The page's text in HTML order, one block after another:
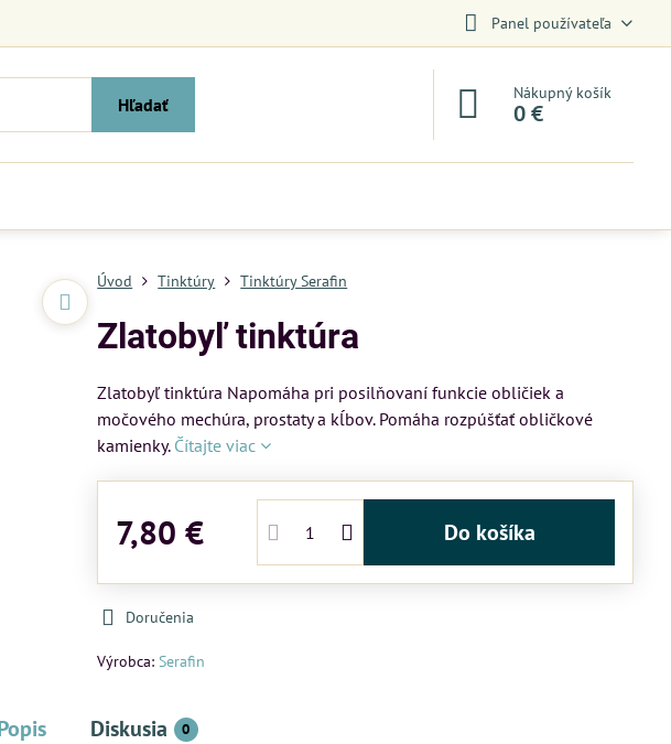
Panel používateľa
Hľadať
Nákupný košík
0 €
Úvod Tinktúry Tinktúry Serafin
Zlatobyľ tinktúra
Zlatobyľ tinktúra Napomáha pri posilňovaní funkcie obličiek a
močového mechúra, prostaty a kĺbov. Pomáha rozpúšťať obličkové
kamienky. Čítajte viac
7,80 € Do košíka
Doručenia
Výrobca:Serafin
Diskusia 0